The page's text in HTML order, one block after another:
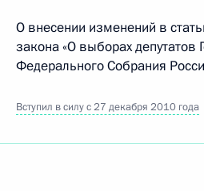
О внесении изменений в
закона «О выборах депутатов
Федерального Собрания
Вступил в силу с 27 декабря 2010 года